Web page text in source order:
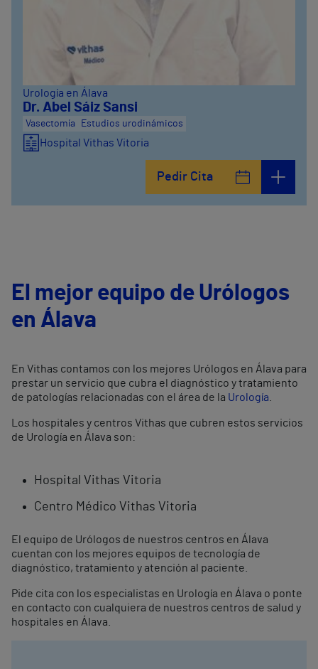
Urología en Álava
Dr. Abel Sáiz Sansi
Vasectomía Estudios urodinámicos
Hospital Vithas Vitoria
Pedir Cita
El mejor equipo de Urólogos
en Álava
En Vithas contamos con los mejores Urólogos en Álava para
prestar un servicio que cubra el diagnóstico y tratamiento
de patologías relacionadas con el área de la Urología
Los hospitales y centros Vithas que cubren estos servicios
de Urología en Álava son:
Hospital Vithas Vitoria
Centro Médico Vithas Vitoria
El equipo de Urólogos de nuestros centros en Álava
cuentan con los mejores equipos de tecnología de
diagnóstico, tratamiento y atención al paciente.
Pide cita con los especialistas en Urología en Álava o ponte
en contacto con cualquiera de nuestros centros de salud y
hospitales en Álava.